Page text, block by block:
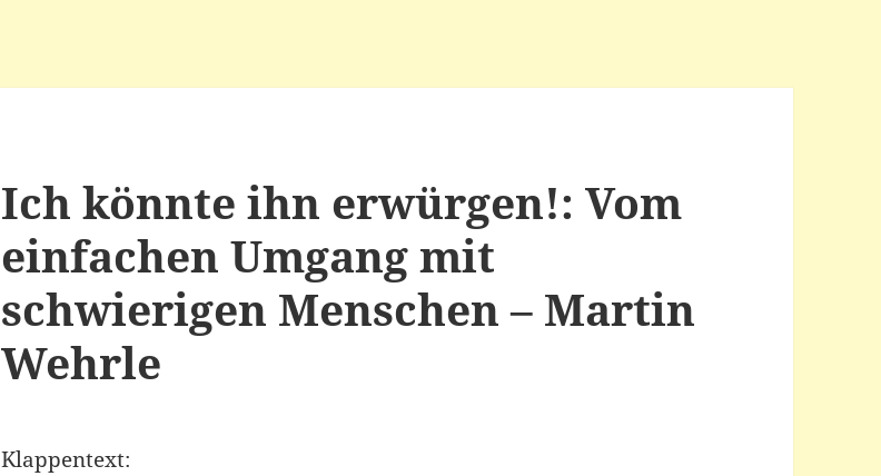
Ich könnte ihn erwürgen!: Vom
einfachen Umgang mit
schwierigen Menschen – Martin
Wehrle
Klappentext: